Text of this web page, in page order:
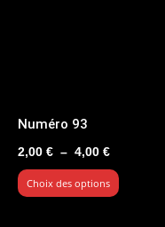
Numéro 93
2,00 € – 4,00 €Plage
de
prix :
Choix des options